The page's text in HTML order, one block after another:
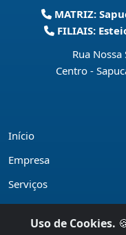
MATRIZ:
FILIAIS:
Rua
Centro -
Início
Empresa
Serviços
Financiamentos
Uso de Cookies.